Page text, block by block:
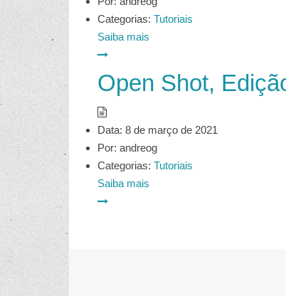
Categorias: Tutoriais
Saiba mais
Open Shot,
Data: 8 de março de 2021
Por: andreog
Categorias: Tutoriais
Saiba mais